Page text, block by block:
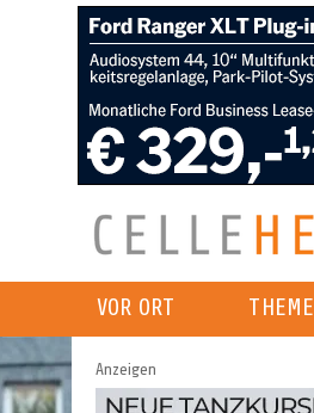
VOR ORT
Anzeigen